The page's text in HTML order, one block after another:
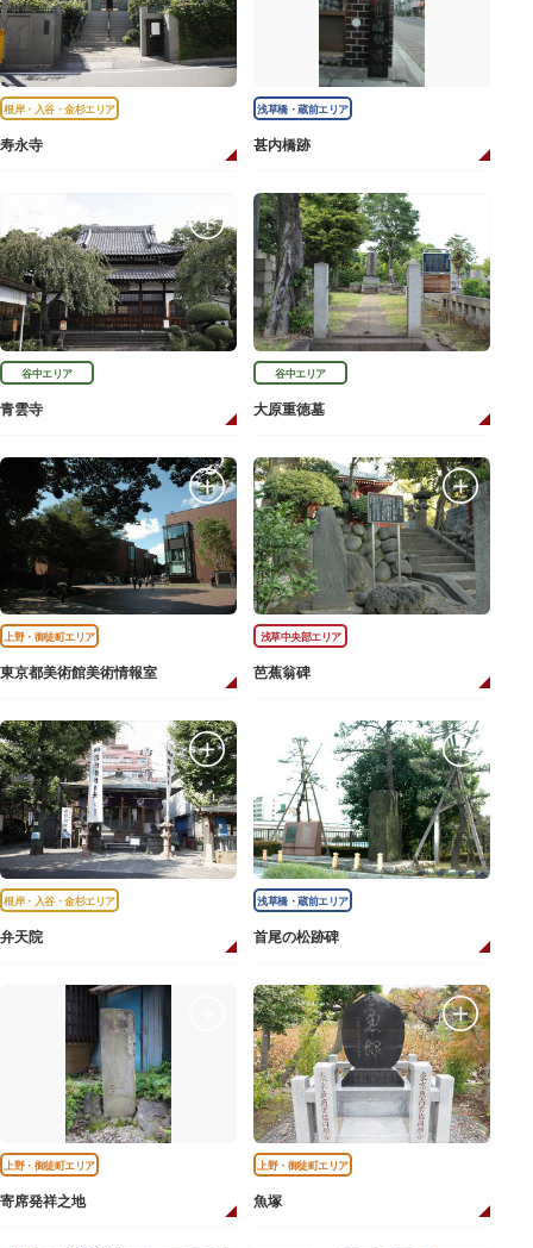
根岸・入谷・金杉エリア
寿永寺
浅草橋・蔵前エリア
甚内橋跡
谷中エリア
青雲寺
谷中エリア
大原重徳墓
上野・御徒町エリア
東京都美術館美術情報室
浅草中央部エリア
芭蕉翁碑
根岸・入谷・金杉エリア
弁天院
浅草橋・蔵前エリア
首尾の松跡碑
上野・御徒町エリア
寄席発祥之地
上野・御徒町エリア
魚塚